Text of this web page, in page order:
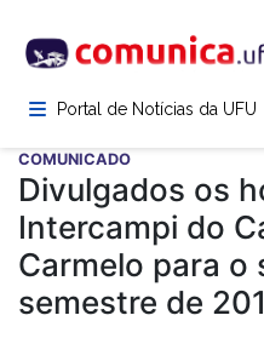
para
conteúdoPortal de Notícias da UFU
COMUNICADO
Divulgados os
Intercampi do
Carmelo para o
semestre de